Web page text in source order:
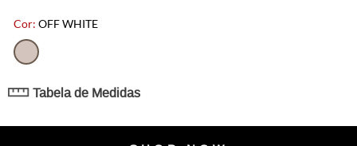
OFF WHITE
Tabela de Medidas